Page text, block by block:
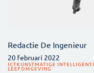
Redactie De Ingenieur
20 februari 2022
ICTKUNSTMATIGE
LEEFOMGEVING